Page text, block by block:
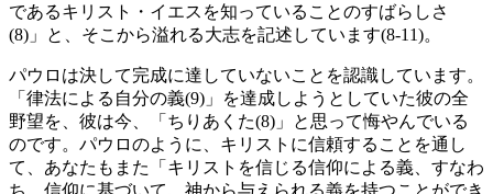
であるキリスト・イエスを知っていることのすばらしさ
(8)」と、そこから溢れる大志を記述しています(8-11)。
パウロは決して完成に達していないことを認識しています。
「律法による自分の義(9)」を達成しようとしていた彼の全
野望を、彼は今、「ちりあくた(8)」と思って悔やんでいる
のです。パウロのように、キリストに信頼することを通し
て、あなたもまた「キリストを信じる信仰による義、すなわ
ち、信仰に基づいて、神から与えられる義を持つことができ